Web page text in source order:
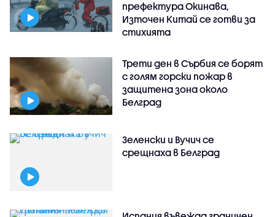
префектура Окинава,
Източен Китай се готви за
стихията
Трети ден в Сърбия се борят
с голям горски пожар в
защитена зона около
Белград
Зеленски и Вучич се
срещнаха в Белград